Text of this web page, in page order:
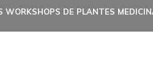
WORKSHOPS DE PLANTES